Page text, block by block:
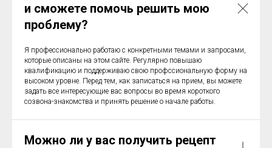
и сможете помочь решить мою
проблему?
Я профессионально работаю с конкретными темами и запросами,
которые описаны на этом сайте. Регулярно повышаю
квалификацию и поддерживаю свою профссиональную форму на
высоком уровне. Перед тем, как записаться на прием, вы можете
задать все интересующие вас вопросы во время короткого
созвона-знакомства и принять решение о начале работы.
Можно ли у вас получить рецепт